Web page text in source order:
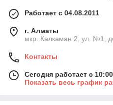
Работает с 04.08.2011
г. Алматы
мкр. Калкаман 2, ул. №1,
Контакты
Сегодня работает с
Показать весь график